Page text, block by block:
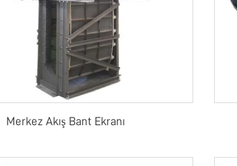
Merkez Akış Bant Ekranı